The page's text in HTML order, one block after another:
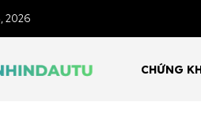
2026
CHỨNG